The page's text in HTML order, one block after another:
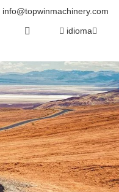
info@topwinmachinery.com
idioma